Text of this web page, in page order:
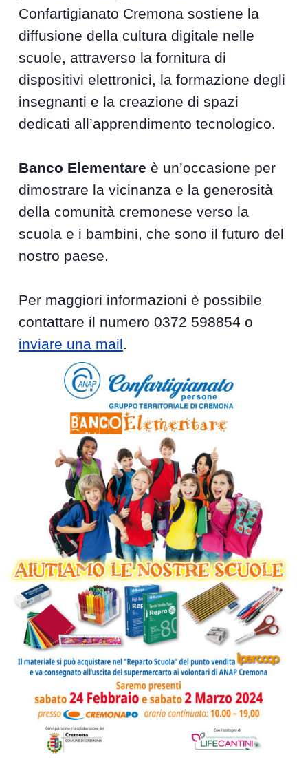
Confartigianato Cremona sostiene la
diffusione della cultura digitale nelle
scuole, attraverso la fornitura di
dispositivi elettronici, la formazione degli
insegnanti e la creazione di spazi
dedicati all’apprendimento tecnologico.
Banco Elementare è un’occasione per
dimostrare la vicinanza e la generosità
della comunità cremonese verso la
scuola e i bambini, che sono il futuro del
nostro paese.
Per maggiori informazioni è possibile
contattare il numero 0372 598854 o
inviare una mail.